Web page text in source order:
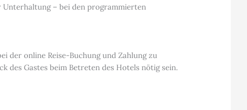
– bei den programmierten
der online Reise-Buchung und Zahlung zu
Gastes beim Betreten des Hotels nötig sein.